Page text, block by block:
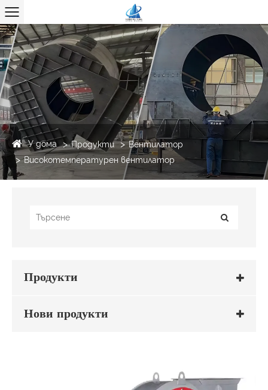
У дома Продукти
Вентилатор
Високотемпературен вентилатор
Продукти
Нови продукти